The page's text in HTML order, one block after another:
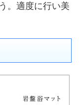
。適度に行い美